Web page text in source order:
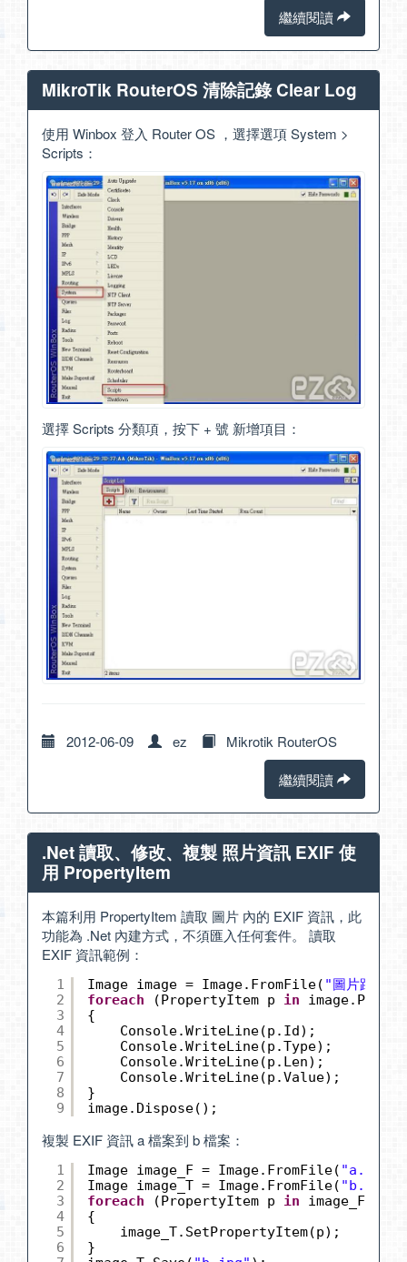
繼續閱讀
MikroTik RouterOS 清除記錄 Clear Log
使用 Winbox 登入 Router OS ，選擇選項 System >
Scripts：
選擇 Scripts 分類項，按下 + 號 新增項目：
2012-06-09 ez
Mikrotik RouterOS
繼續閱讀
.Net 讀取、修改、複製 照片資訊 EXIF 使
用 PropertyItem
本篇利用 PropertyItem 讀取 圖片 內的 EXIF 資訊，此
功能為 .Net 內建方式，不須匯入任何套件。 讀取
EXIF 資訊範例：
1
2
3
4
5
6
7
8
9
Image image = Image.FromFile( "圖片路徑"
foreach
(PropertyItem p in
{
Console.WriteLine(p.Id);
Console.WriteLine(p.Type);
Console.WriteLine(p.Len);
Console.WriteLine(p.Value);
}
image.Dispose();
複製 EXIF 資訊 a 檔案到 b 檔案：
1
2
3
4
5
6
Image image_F = Image.FromFile( "a.jpg"
Image image_T = Image.FromFile( "b.jpg"
foreach
(PropertyItem p in
{
image_T.SetPropertyItem(p);
}